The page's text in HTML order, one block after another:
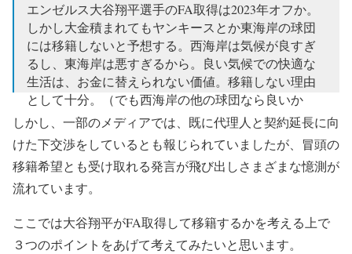
エンゼルス大谷翔平選手のFA取得は2023年オフか。
しかし大金積まれてもヤンキースとか東海岸の球団
には移籍しないと予想する。西海岸は気候が良すぎ
るし、東海岸は悪すぎるから。良い気候での快適な
生活は、お金に替えられない価値。移籍しない理由
として十分。（でも西海岸の他の球団なら良いか
も）
— ララヤ@研究者 (@La_Raya1)September 28, 2021
しかし、一部のメディアでは、既に代理人と契約延長に向
けた下交渉をしているとも報じられていましたが、冒頭の
移籍希望とも受け取れる発言が飛び出しさまざまな憶測が
流れています。
ここでは大谷翔平がFA取得して移籍するかを考える上で
３つのポイントをあげて考えてみたいと思います。